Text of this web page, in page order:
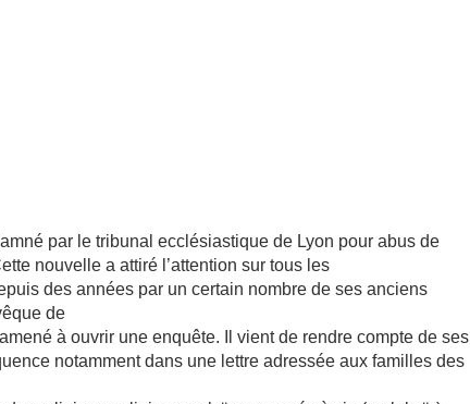
par le tribunal ecclésiastique de Lyon pour abus de
nouvelle a attiré l’attention sur tous les
des années par un certain nombre de ses anciens
de
à ouvrir une enquête. Il vient de rendre compte de ses
notamment dans une lettre adressée aux familles des